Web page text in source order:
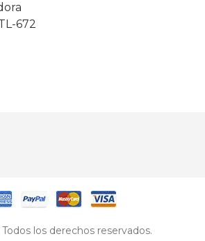
672
los derechos reservados.